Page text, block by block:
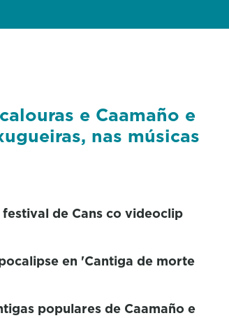
e Caamaño e
nas músicas
de Cans co videoclip
en 'Cantiga de morte
populares de Caamaño e